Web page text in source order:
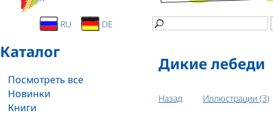
RU DE
Каталог
Посмотреть все
Новинки
Книги
Дикие лебеди
Назад Иллюстрации (3)